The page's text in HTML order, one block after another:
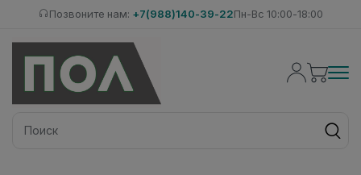
Позвоните нам: +7(988)140-39-22Пн-Вс 10:00-18:00